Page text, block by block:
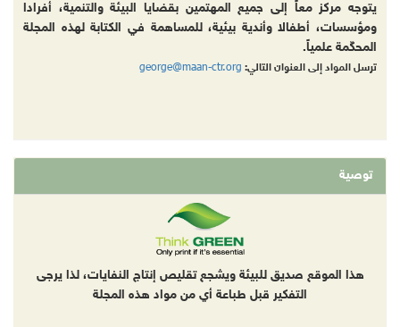
يتوجه مركز معاً إلى جميع المهتمين بقضايا البيئة والتنمية، أفرادا
ومؤسسات، أطفالا وأندية بيئية، للمساهمة في الكتابة لهذه المجلة
المحكّمة علمياً.
ترسل المواد إلى العنوان التالي: george@maan-ctr.org
توصية
هذا الموقع صديق للبيئة ويشجع تقليص إنتاج النفايات، لذا يرجى
التفكير قبل طباعة أي من مواد هذه المجلة